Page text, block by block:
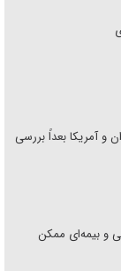
و آمریکا بعداً بررسی
و بیمه‌ای ممکن